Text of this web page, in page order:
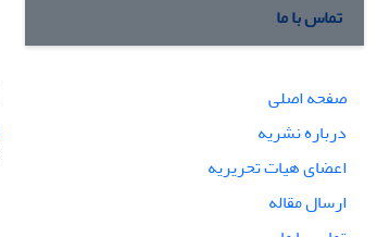
تماس با ما
صفحه اصلی
درباره نشریه
اعضای هیات تحریریه
ارسال مقاله